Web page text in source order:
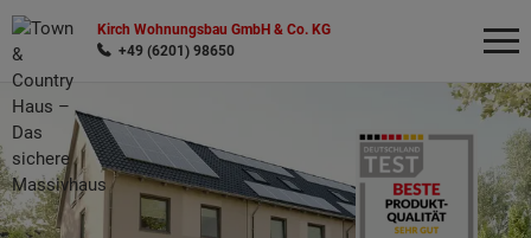
Kirch Wohnungsbau GmbH & Co. KG
+49 (6201) 98650
Wonach möchten Sie suchen?